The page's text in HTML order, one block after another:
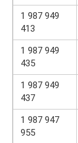
1 987 949
413
1 987 949
435
1 987 949
437
1 987 947
955